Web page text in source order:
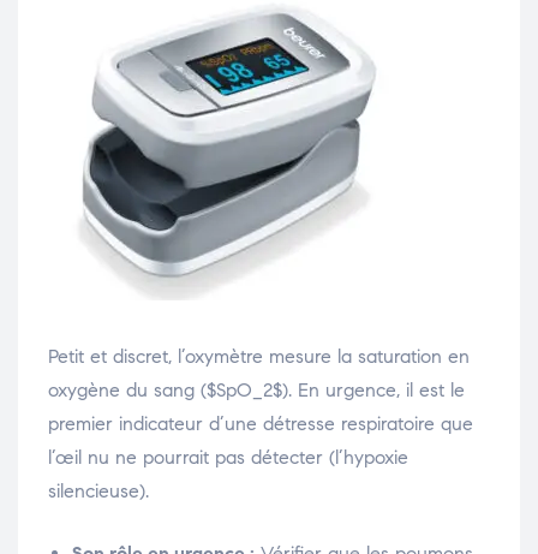
Petit et discret, l’oxymètre mesure la saturation en
oxygène du sang ($SpO_2$). En urgence, il est le
premier indicateur d’une détresse respiratoire que
l’œil nu ne pourrait pas détecter (l’hypoxie
silencieuse).